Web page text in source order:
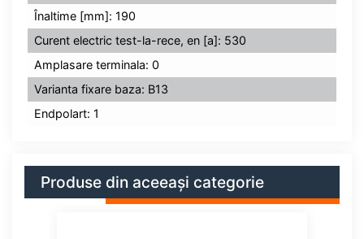
Înaltime [mm]: 190
Curent electric test-la-rece, en [a]: 530
Amplasare terminala: 0
Varianta fixare baza: B13
Endpolart: 1
Produse din aceeași categorie